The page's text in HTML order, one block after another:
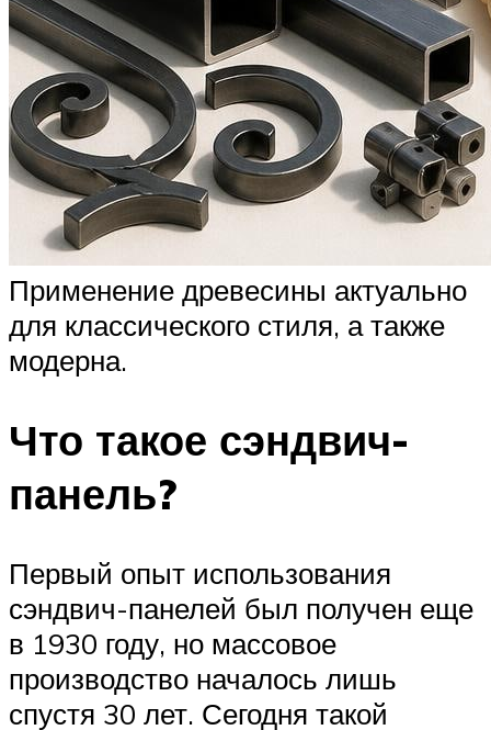
Применение древесины актуально
для классического стиля, а также
модерна.
Что такое сэндвич-
панель?
Первый опыт использования
сэндвич-панелей был получен еще
в 1930 году, но массовое
производство началось лишь
спустя 30 лет. Сегодня такой